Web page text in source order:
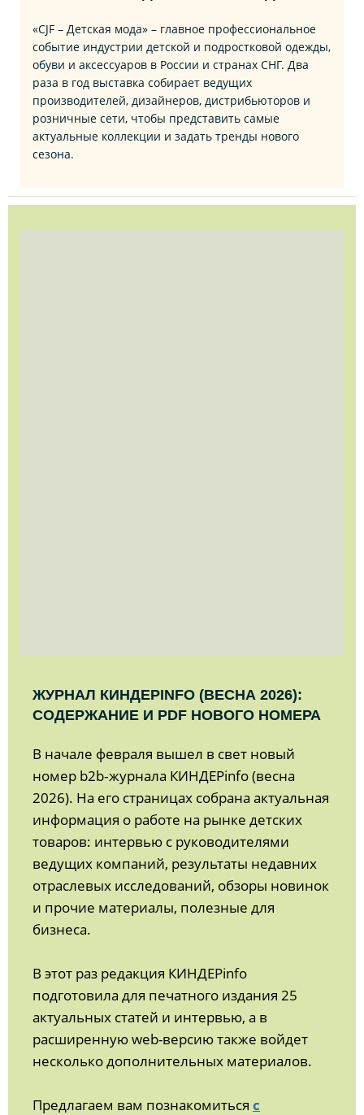
«CJF – Детская мода» – главное профессиональное
событие индустрии детской и подростковой одежды,
обуви и аксессуаров в России и странах СНГ. Два
раза в год выставка собирает ведущих
производителей, дизайнеров, дистрибьюторов и
розничные сети, чтобы представить самые
актуальные коллекции и задать тренды нового
сезона.
ЖУРНАЛ КИНДЕРINFO (ВЕСНА 2026):
СОДЕРЖАНИЕ И PDF НОВОГО НОМЕРА
В начале февраля вышел в свет новый
номер b2b‑журнала КИНДЕРinfo (весна
2026). На его страницах собрана актуальная
информация о работе на рынке детских
товаров: интервью с руководителями
ведущих компаний, результаты недавних
отраслевых исследований, обзоры новинок
и прочие материалы, полезные для
бизнеса.
В этот раз редакция КИНДЕРinfo
подготовила для печатного издания 25
актуальных статей и интервью, а в
расширенную web-версию также войдет
несколько дополнительных материалов.
Предлагаем вам познакомиться с